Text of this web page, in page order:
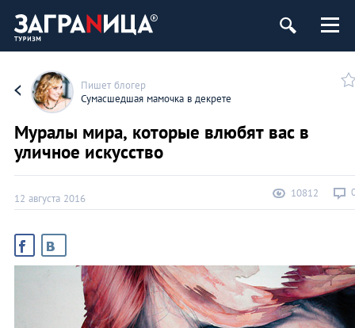
Пишет блогер
Сумасшедшая мамочка в декрете
Муралы мира, которые влюбят вас в
уличное искусство
12 августа 2016 10812